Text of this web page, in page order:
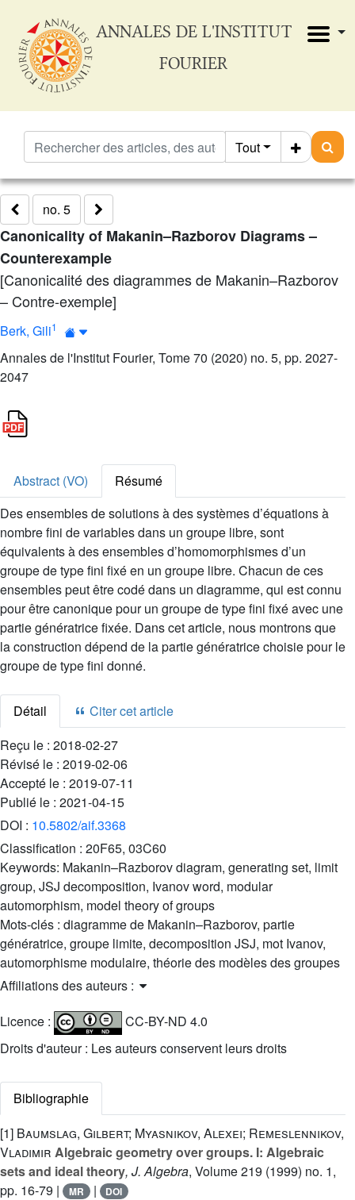
ANNALES DE L'INSTITUT
FOURIER
Tout
no. 5
Canonicality of Makanin–Razborov Diagrams –
Counterexample
[Canonicalité des diagrammes de Makanin–Razborov
– Contre-exemple]
Berk, Gili1
Annales de l'Institut Fourier, Tome 70 (2020) no. 5, pp. 2027-
2047
Abstract (VO)
Résumé
Des ensembles de solutions à des systèmes d’équations à
nombre fini de variables dans un groupe libre, sont
équivalents à des ensembles d’homomorphismes d’un
groupe de type fini fixé en un groupe libre. Chacun de ces
ensembles peut être codé dans un diagramme, qui est connu
pour être canonique pour un groupe de type fini fixé avec une
partie génératrice fixée. Dans cet article, nous montrons que
la construction dépend de la partie génératrice choisie pour le
groupe de type fini donné.
Détail
Citer cet article
Reçu le : 2018-02-27
Révisé le : 2019-02-06
Accepté le : 2019-07-11
Publié le : 2021-04-15
DOI : 10.5802/aif.3368
Classification : 20F65, 03C60
Keywords: Makanin–Razborov diagram, generating set, limit
group, JSJ decomposition, Ivanov word, modular
automorphism, model theory of groups
Mots-clés : diagramme de Makanin–Razborov, partie
génératrice, groupe limite, decomposition JSJ, mot Ivanov,
automorphisme modulaire, théorie des modèles des groupes
Affiliations des auteurs :
Licence :
CC-BY-ND 4.0
Droits d'auteur : Les auteurs conservent leurs droits
Bibliographie
[1] Baumslag, Gilbert; Myasnikov, Alexei; Remeslennikov,
Vladimir Algebraic geometry over groups. I: Algebraic
sets and ideal theory, J. Algebra, Volume 219 (1999) no. 1,
pp. 16-79 |
MR | DOI